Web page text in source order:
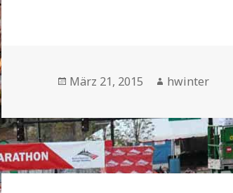
Veröffentlicht
März 21, 2015 Autor
hwinter
Beitrags-